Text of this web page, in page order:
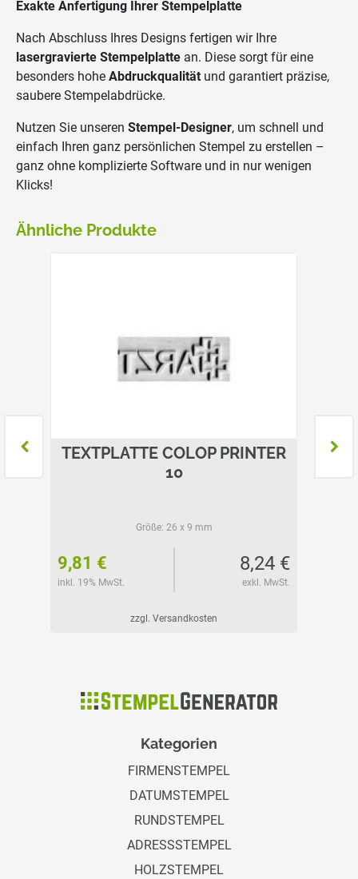
Exakte Anfertigung Ihrer Stempelplatte
Nach Abschluss Ihres Designs fertigen wir Ihre
lasergravierte Stempelplatte an. Diese sorgt für eine
besonders hohe Abdruckqualität und garantiert präzise,
saubere Stempelabdrücke.
Nutzen Sie unseren Stempel-Designer, um schnell und
einfach Ihren ganz persönlichen Stempel zu erstellen –
ganz ohne komplizierte Software und in nur wenigen
Klicks!
Ähnliche Produkte
TEXTPLATTE COLOP PRINTER
10
Größe: 26 x 9 mm
9,81 €
inkl. 19% MwSt.
8,24 €
exkl. MwSt.
zzgl. Versandkosten
Kategorien
FIRMENSTEMPEL
DATUMSTEMPEL
RUNDSTEMPEL
ADRESSSTEMPEL
HOLZSTEMPEL